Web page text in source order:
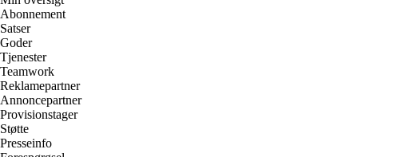
Abonnement
Satser
Goder
Tjenester
Teamwork
Reklamepartner
Annoncepartner
Provisionstager
Støtte
Presseinfo